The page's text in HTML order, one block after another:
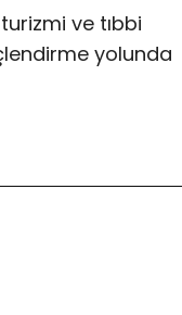
ve tıbbi
yolunda